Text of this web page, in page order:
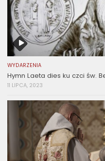
WYDARZENIA
Hymn Laeta dies ku czci św.
11 LIPCA, 2023